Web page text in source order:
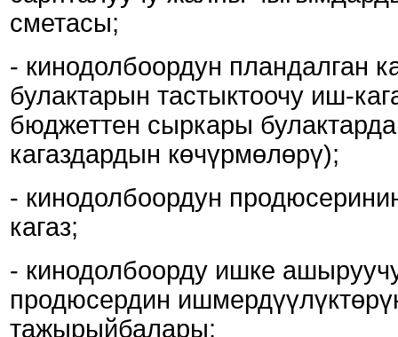
сметасы;
- кинодолбоордун пландалган
булактарын тастыктоочу иш-
бюджеттен сыркары
кагаздардын көчүрмөлөрү);
- кинодолбоордун
кагаз;
- кинодолбоорду ишке
продюсердин
тажырыйбалары;